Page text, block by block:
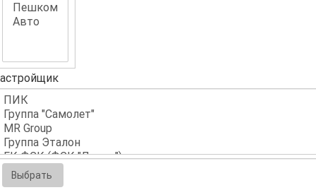
Выбрать